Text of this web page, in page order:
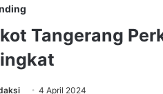
Tangerang
4 April 2024